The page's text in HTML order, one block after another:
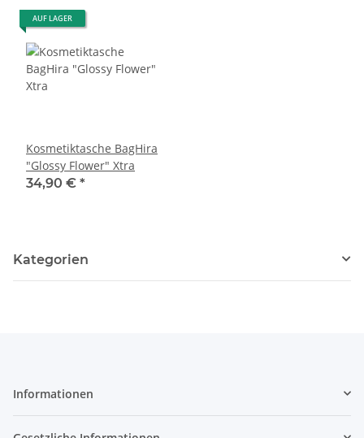
AUF LAGER
Kosmetiktasche BagHira
"Glossy Flower" Xtra
34,90 € *
Kategorien
Informationen